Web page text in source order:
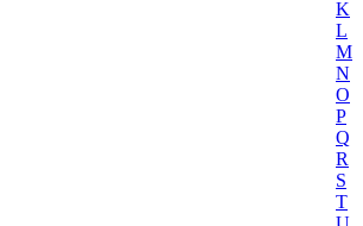
K
L
M
N
O
P
Q
R
S
T